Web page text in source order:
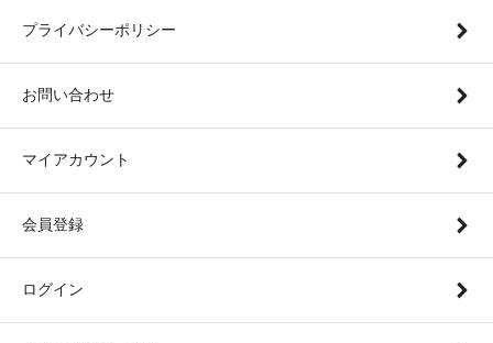
プライバシーポリシー
お問い合わせ
マイアカウント
会員登録
ログイン